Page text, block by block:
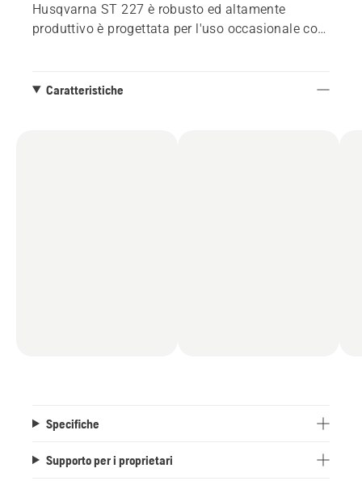
Husqvarna ST 227 è robusto ed altamente
produttivo è progettata per l'uso occasionale con
capacità di sgombero. Le impugnature sono
Caratteristiche
Specifiche
Supporto per i proprietari